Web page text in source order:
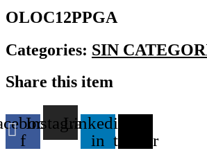
OLOC12PPGA
Categories: SIN
Share this item
f
Instagram
Linkedin-
in twitter